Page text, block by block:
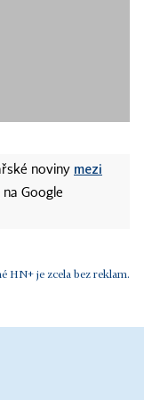
noviny mezi
na Google
HN+ je zcela bez reklam.